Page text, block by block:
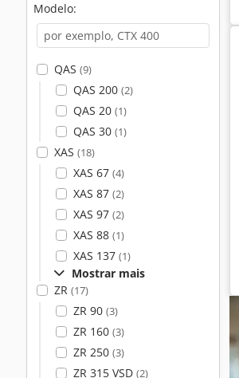
Modelo:
QAS (9)
QAS 200 (2)
QAS 20 (1)
QAS 30 (1)
XAS (18)
XAS 67 (4)
XAS 87 (2)
XAS 97 (2)
XAS 88 (1)
XAS 137 (1)
Mostrar mais
ZR (17)
ZR 90 (3)
ZR 160 (3)
ZR 250 (3)
ZR 315 VSD (2)